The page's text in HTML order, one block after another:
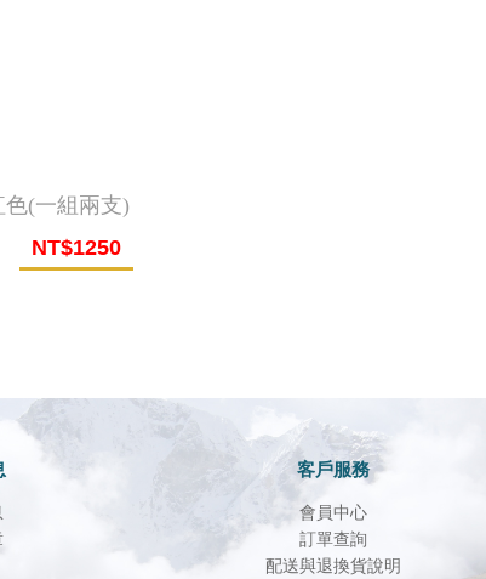
色(一組兩支)
NT$1250
客戶服務
會員中心
訂單查詢
配送與退換貨說明